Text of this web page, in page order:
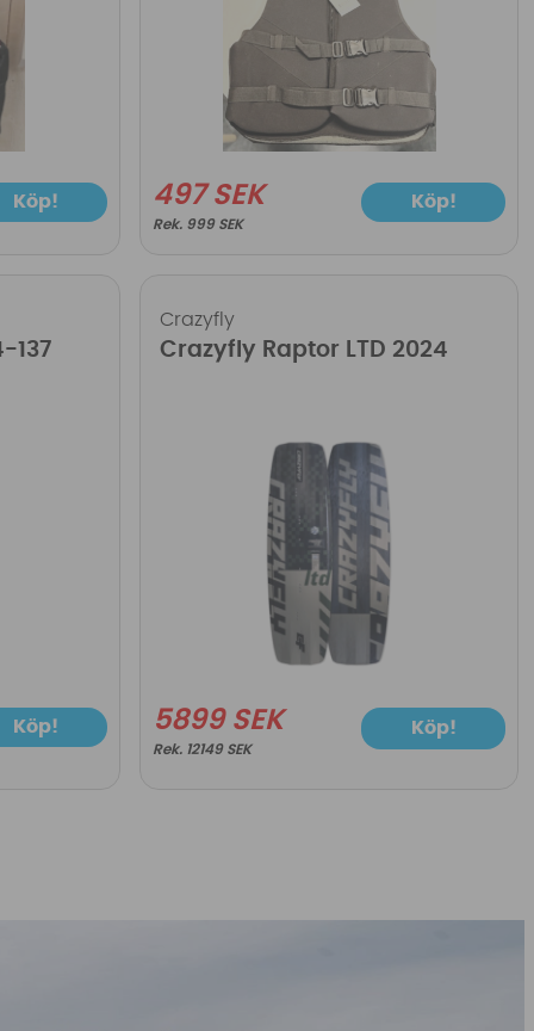
Köp! 497 SEK
999 SEK
Köp!
137
Köp!
Crazyfly
Crazyfly Raptor LTD 2024
5899 SEK
12149 SEK
Köp!